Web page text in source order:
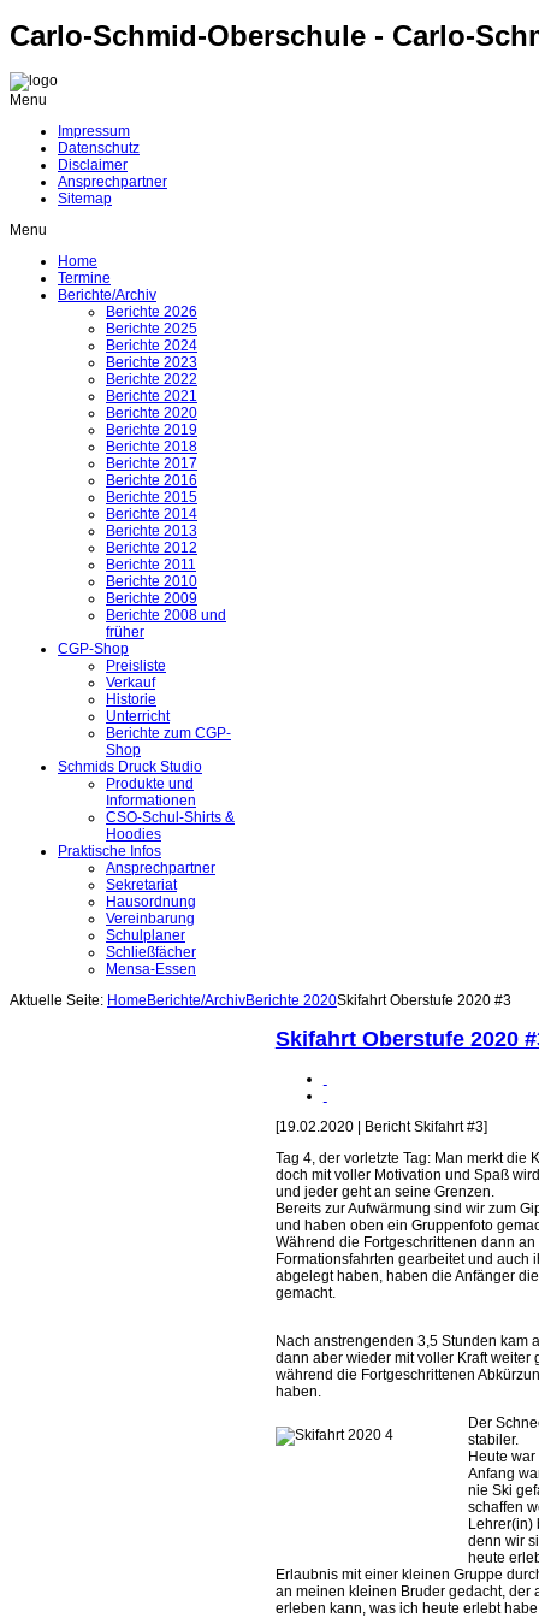
Carlo-Schmid-Oberschule - Carlo-
Menu
Impressum
Datenschutz
Disclaimer
Ansprechpartner
Sitemap
Menu
Home
Termine
Berichte/Archiv
Berichte 2026
Berichte 2025
Berichte 2024
Berichte 2023
Berichte 2022
Berichte 2021
Berichte 2020
Berichte 2019
Berichte 2018
Berichte 2017
Berichte 2016
Berichte 2015
Berichte 2014
Berichte 2013
Berichte 2012
Berichte 2011
Berichte 2010
Berichte 2009
Berichte 2008 und
früher
CGP-Shop
Preisliste
Verkauf
Historie
Unterricht
Berichte zum CGP-
Shop
Schmids Druck Studio
Produkte und
Informationen
CSO-Schul-Shirts &
Hoodies
Praktische Infos
Ansprechpartner
Sekretariat
Hausordnung
Vereinbarung
Schulplaner
Schließfächer
Mensa-Essen
Aktuelle Seite: Home Berichte/ArchivBerichte 2020Skifahrt Oberstufe 2020 #3
Skifahrt Oberstufe 2020
[19.02.2020 | Bericht Skifahrt #3]
Tag 4, der vorletzte Tag: Man merkt die
doch mit voller Motivation und Spaß
und jeder geht an seine Grenzen.
Bereits zur Aufwärmung sind wir zum
und haben oben ein Gruppenfoto
Während die Fortgeschrittenen dann an
Formationsfahrten gearbeitet und auch
abgelegt haben, haben die Anfänger
gemacht.
Nach anstrengenden 3,5 Stunden kam
dann aber wieder mit voller Kraft
während die Fortgeschrittenen
haben.
Der
stabiler.
Heute
Anfang
nie Ski
schaffen
Lehrer(in)
denn wir
heute
Erlaubnis mit einer kleinen Gruppe
an meinen kleinen Bruder gedacht, der
erleben kann, was ich heute erlebt